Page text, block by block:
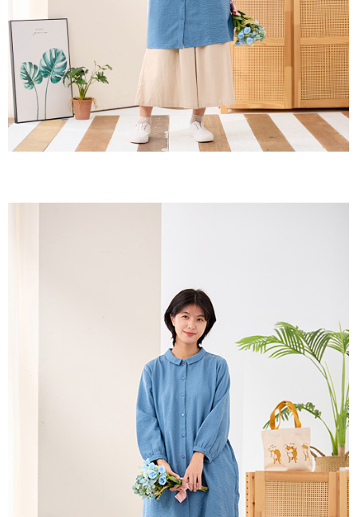
是否繳費成功／繳費後需取消欲退款等相關疑問，請聯繫「AFTEE先享後付
客戶支援中心」
https://netprotections.freshdesk.com/support/home
【注意事項】
１．透過由恩沛科技股份有限公司提供之「AFTEE先享後付」服務完成之交
易，需依本服務之必要範圍內提供個人資料，並將交易相關給付款項請求債
權轉讓予恩沛科技股份有限公司。
２．關於個人資料處理事宜，請瀏覽以下網址：
https://aftee.tw/terms/#terms3
３．未成年的使用者請事先徵得法定代理人或監護人之同意方可使用
「AFTEE先享後付」，若未經同意申辦者引起之損失，本公司不負相關責
每筆NT$60，滿NT$2,000(含以上)免運費
黑貓宅急便(包裹尺寸60cm以下)
每筆NT$100，滿NT$2,000(含以上)免運費
黑貓宅急便(包裹尺寸90cm以下)
每筆NT$140，滿NT$2,000(含以上)免運費